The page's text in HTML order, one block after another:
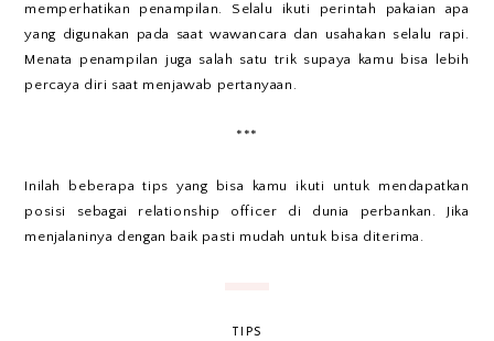
memperhatikan penampilan. Selalu ikuti perintah pakaian apa
yang digunakan pada saat wawancara dan usahakan selalu rapi.
Menata penampilan juga salah satu trik supaya kamu bisa lebih
percaya diri saat menjawab pertanyaan.
***
Inilah beberapa tips yang bisa kamu ikuti untuk mendapatkan
posisi sebagai relationship officer di dunia perbankan. Jika
menjalaninya dengan baik pasti mudah untuk bisa diterima.
TIPS